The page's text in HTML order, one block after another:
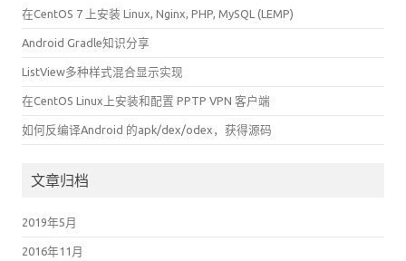
在CentOS 7 上安装 Linux, Nginx, PHP, MySQL (LEMP)
Android Gradle知识分享
ListView多种样式混合显示实现
在CentOS Linux上安装和配置 PPTP VPN 客户端
如何反编译Android 的apk/dex/odex，获得源码
文章归档
2019年5月
2016年11月